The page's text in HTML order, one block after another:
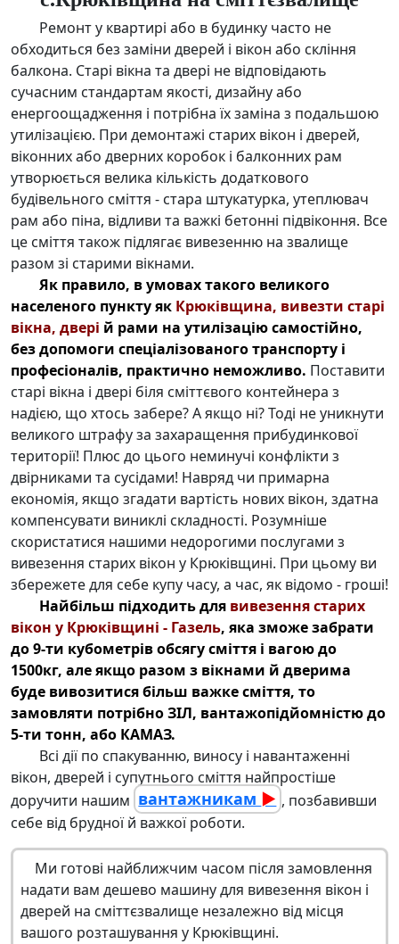
Ремонт у квартирі або в будинку часто не
обходиться без заміни дверей і вікон або скління
балкона. Старі вікна та двері не відповідають
сучасним стандартам якості, дизайну або
енергоощадження і потрібна їх заміна з подальшою
утилізацією. При демонтажі старих вікон і дверей,
віконних або дверних коробок і балконних рам
утворюється велика кількість додаткового
будівельного сміття - стара штукатурка, утеплювач
рам або піна, відливи та важкі бетонні підвіконня. Все
це сміття також підлягає вивезенню на звалище
разом зі старими вікнами.
Як правило, в умовах такого великого
населеного пункту як Крюківщина, вивезти старі
вікна, двері й рами на утилізацію самостійно,
без допомоги спеціалізованого транспорту і
професіоналів, практично неможливо. Поставити
старі вікна і двері біля сміттєвого контейнера з
надією, що хтось забере? А якщо ні? Тоді не уникнути
великого штрафу за захаращення прибудинкової
території! Плюс до цього неминучі конфлікти з
двірниками та сусідами! Навряд чи примарна
економія, якщо згадати вартість нових вікон, здатна
компенсувати виниклі складності. Розумніше
скористатися нашими недорогими послугами з
вивезення старих вікон у Крюківщині. При цьому ви
збережете для себе купу часу, а час, як відомо - гроші!
Найбільш підходить для вивезення старих
вікон у Крюківщині - Газель, яка зможе забрати
до 9-ти кубометрів обсягу сміття і вагою до
1500кг, але якщо разом з вікнами й дверима
буде вивозитися більш важке сміття, то
замовляти потрібно ЗІЛ, вантажопідйомністю до
5-ти тонн, або КАМАЗ.
Всі дії по спакуванню, виносу і навантаженні
вікон, дверей і супутнього сміття найпростіше
доручити нашим вантажникам ► , позбавивши
себе від брудної й важкої роботи.
Ми готові найближчим часом після замовлення
надати вам дешево машину для вивезення вікон і
дверей на сміттєзвалище незалежно від місця
вашого розташування у Крюківщині.